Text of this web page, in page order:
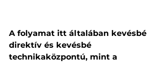
A folyamat itt általában kevésbé
direktív és kevésbé
technikaközpontú, mint a